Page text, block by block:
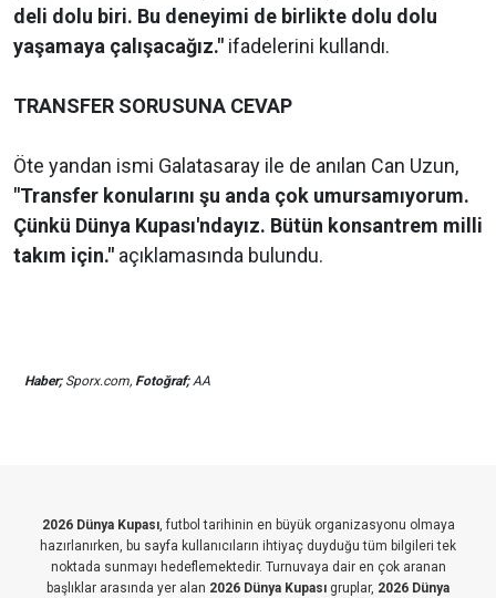
deli dolu biri. Bu deneyimi de birlikte dolu dolu
yaşamaya çalışacağız." ifadelerini kullandı.
TRANSFER SORUSUNA CEVAP
Öte yandan ismi Galatasaray ile de anılan Can Uzun,
"Transfer konularını şu anda çok umursamıyorum.
Çünkü Dünya Kupası'ndayız. Bütün konsantrem milli
takım için." açıklamasında bulundu.
Haber;Sporx.com, Fotoğraf;AA
2026 Dünya Kupası, futbol tarihinin en büyük organizasyonu olmaya
hazırlanırken, bu sayfa kullanıcıların ihtiyaç duyduğu tüm bilgileri tek
noktada sunmayı hedeflemektedir. Turnuvaya dair en çok aranan
başlıklar arasında yer alan 2026 Dünya Kupası gruplar, 2026 Dünya